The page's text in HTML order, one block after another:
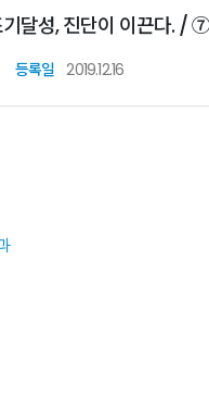
달성, 진단이 이끈다. /
등록일 2019.12.16